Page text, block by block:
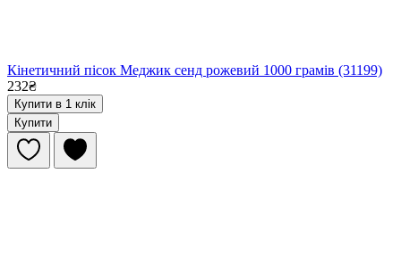
Кінетичний пісок Меджик сенд рожевий 1000 грамів (31199)
232₴
Купити в 1 клік
Купити